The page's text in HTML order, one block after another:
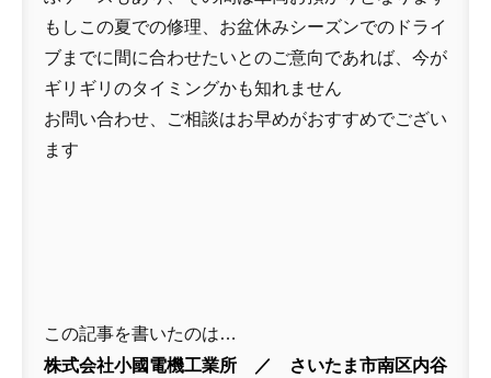
もしこの夏での修理、お盆休みシーズンでのドライ
ブまでに間に合わせたいとのご意向であれば、今が
ギリギリのタイミングかも知れません
お問い合わせ、ご相談はお早めがおすすめでござい
ます
この記事を書いたのは…
株式会社小國電機工業所 ／ さいたま市南区内谷